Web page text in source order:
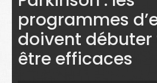
Sciences
Maladies
Soins
programmes
doivent
être efficaces